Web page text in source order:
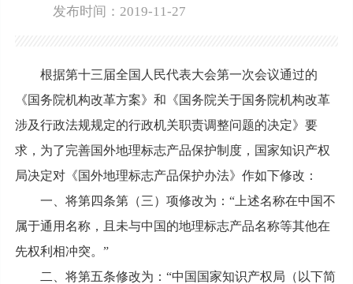
发布时间：2019-11-27
根据第十三届全国人民代表大会第一次会议通过的
《国务院机构改革方案》和《国务院关于国务院机构改革
涉及行政法规规定的行政机关职责调整问题的决定》要
求，为了完善国外地理标志产品保护制度，国家知识产权
局决定对《国外地理标志产品保护办法》作如下修改：
一、将第四条第（三）项修改为：“上述名称在中国不
属于通用名称，且未与中国的地理标志产品名称等其他在
先权利相冲突。”
二、将第五条修改为：“中国国家知识产权局（以下简